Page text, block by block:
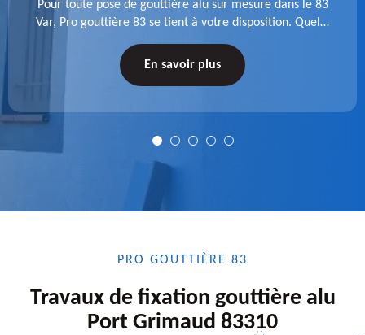
Pour toute pose de gouttière alu sur mesure dans le 83
Var, Pro gouttière 83 se tient à votre disposition. Quelle
nous confiance.
En savoir plus
PRO GOUTTIÈRE 83
Travaux de fixation gouttière alu
Port Grimaud 83310